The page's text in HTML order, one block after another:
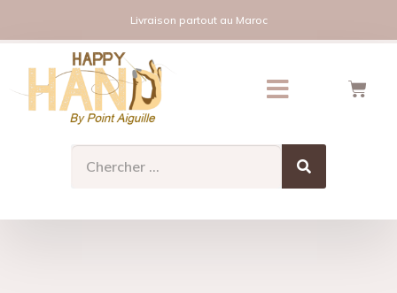
Livraison partout au Maroc